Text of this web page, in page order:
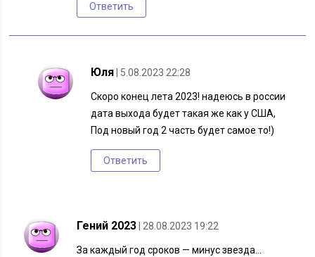
Ответить
Юля | 5.08.2023 22:28
Скоро конец лета 2023! надеюсь в россии
дата выхода будет такая же как у США,
Под новый год 2 часть будет самое то!)
Ответить
Гений 2023 | 28.08.2023 19:22
За каждый год сроков — минус звезда…